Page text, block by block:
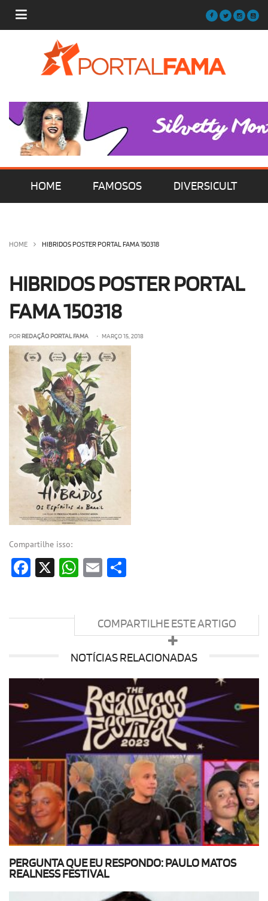
HOME FAMOSOS DIVERSICULT
OLHA ISSO! EU QUERO!
HOME HIBRIDOS POSTER PORTAL FAMA 150318
HIBRIDOS POSTER PORTAL
FAMA 150318
POR REDAÇÃO PORTAL FAMA • MARÇO 15, 2018
Compartilhe isso:
Facebook
X WhatsApp
Email
COMPARTILHE ESTE ARTIGO
NOTÍCIAS RELACIONADAS
PERGUNTA QUE EU RESPONDO: PAULO MATOS
REALNESS FESTIVAL